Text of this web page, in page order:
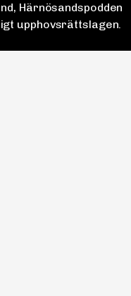
Härnösandspodden
upphovsrättslagen.